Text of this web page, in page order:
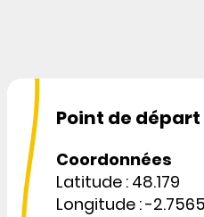
Point de départ
Coordonnées
Latitude : 48.179
Longitude : -2.7565